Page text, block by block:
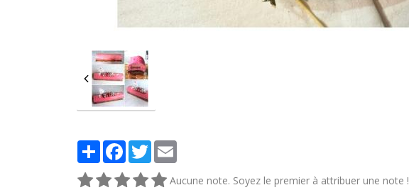
PartagerFacebook
Twitter
Aucune note. Soyez le premier à attribuer une note !